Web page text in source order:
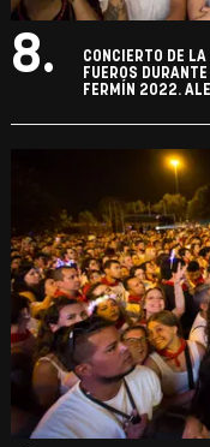
8.
CONCIERTO DE
FUEROS
FERMÍN 2022.